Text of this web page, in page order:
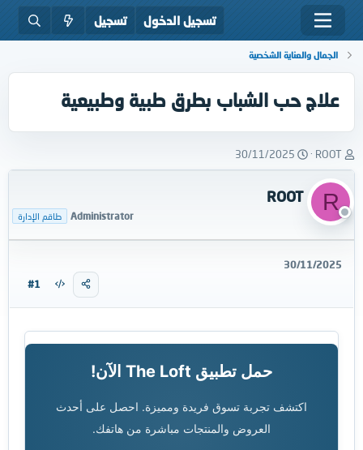
تسجيل الدخول تسجيل
الجمال والعناية الشخصية
علاج حب الشباب بطرق طبية وطبيعية
ب
ا
د
ئ
ا
ل
م
ض
ROOT
ت
ا
ي
ل
د
30/11/2025
R
ROOT
Administrator طاقم الإدارة
30/11/2025
#1
حمل تطبيق The Loft الآن!
اكتشف تجربة تسوق فريدة ومميزة. احصل على أحدث
العروض والمنتجات مباشرة من هاتفك.